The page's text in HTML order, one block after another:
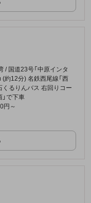
/ 国道23号「中原インタ
(約12分) 名鉄西尾線「西
くるりんバス 右回りコー
」で下車
円～